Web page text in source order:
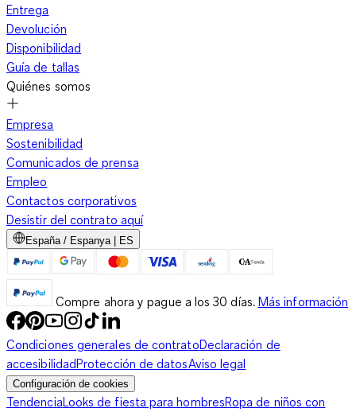
Entrega
Devolución
Disponibilidad
Guía de tallas
Quiénes somos
Empresa
Sostenibilidad
Comunicados de prensa
Empleo
Contactos corporativos
Desistir del contrato aquí
España / Espanya | ES
Compre ahora y pague a los 30 días. Más información
Condiciones generales de contratoDeclaración de
accesibilidadProtección de datosAviso legal
Configuración de cookies
TendenciaLooks de fiesta para hombresRopa de niños con